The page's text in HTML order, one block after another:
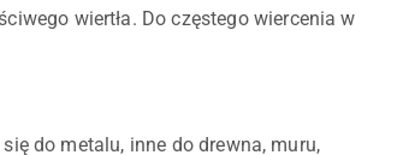
wiertła. Do częstego wiercenia w
do metalu, inne do drewna, muru,